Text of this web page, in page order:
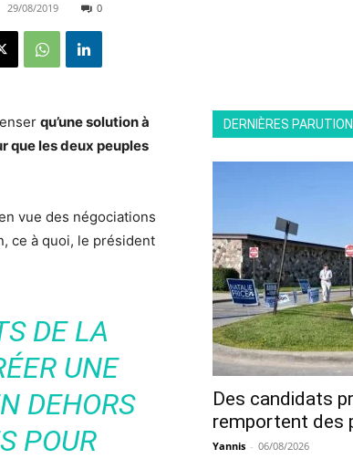
29/08/2019 0
qu’une solution à
que les deux peuples
vue des négociations
ce à quoi, le président
DE LA
UNE
DEHORS
POUR
DERNIÈRES
Des candidats
remportent des
Yannis - 06/08/2026